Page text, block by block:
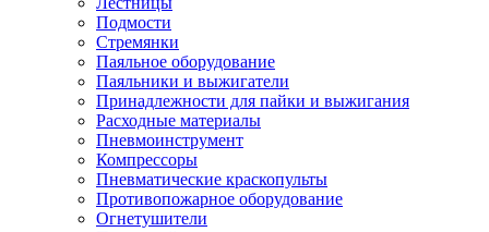
Подмости
Стремянки
Паяльное оборудование
Паяльники и выжигатели
Принадлежности для пайки и выжигания
Расходные материалы
Пневмоинструмент
Компрессоры
Пневматические краскопульты
Противопожарное оборудование
Огнетушители